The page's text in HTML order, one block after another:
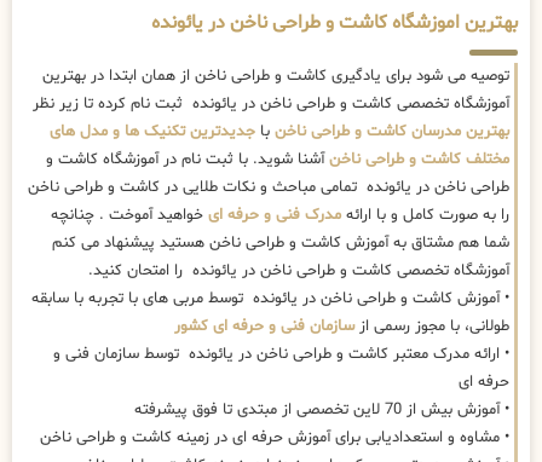
بهترین اموزشگاه کاشت و طراحی ناخن در یائونده
توصیه می شود برای یادگیری کاشت و طراحی ناخن از همان ابتدا در بهترین
آموزشگاه تخصصی کاشت و طراحی ناخن در یائونده ثبت نام کرده تا زیر نظر
بهترین مدرسان کاشت و طراحی ناخن با جدیدترین تکنیک ها و مدل های
مختلف کاشت و طراحی ناخنآشنا شوید. با ثبت نام در آموزشگاه کاشت و
طراحی ناخن در یائونده تمامی مباحث و نکات طلایی در کاشت و طراحی ناخن
را به صورت کامل و با ارائه مدرک فنی و حرفه ای خواهید آموخت . چنانچه
شما هم مشتاق به آموزش کاشت و طراحی ناخن هستید پیشنهاد می کنم
آموزشگاه تخصصی کاشت و طراحی ناخن در یائونده را امتحان کنید.
• آموزش کاشت و طراحی ناخن در یائونده توسط مربی های با تجربه با سابقه
طولانی، با مجوز رسمی ازسازمان فنی و حرفه ای کشور
• ارائه مدرک معتبر کاشت و طراحی ناخن در یائونده توسط سازمان فنی و
حرفه ای
• آموزش بیش از 70 لاین تخصصی از مبتدی تا فوق پیشرفته
• مشاوه و استعدادیابی برای آموزش حرفه ای در زمینه کاشت و طراحی ناخن